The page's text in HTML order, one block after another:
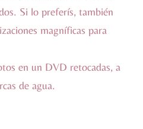
Si lo preferís, también
magníficas para
en un DVD retocadas, a
de agua.